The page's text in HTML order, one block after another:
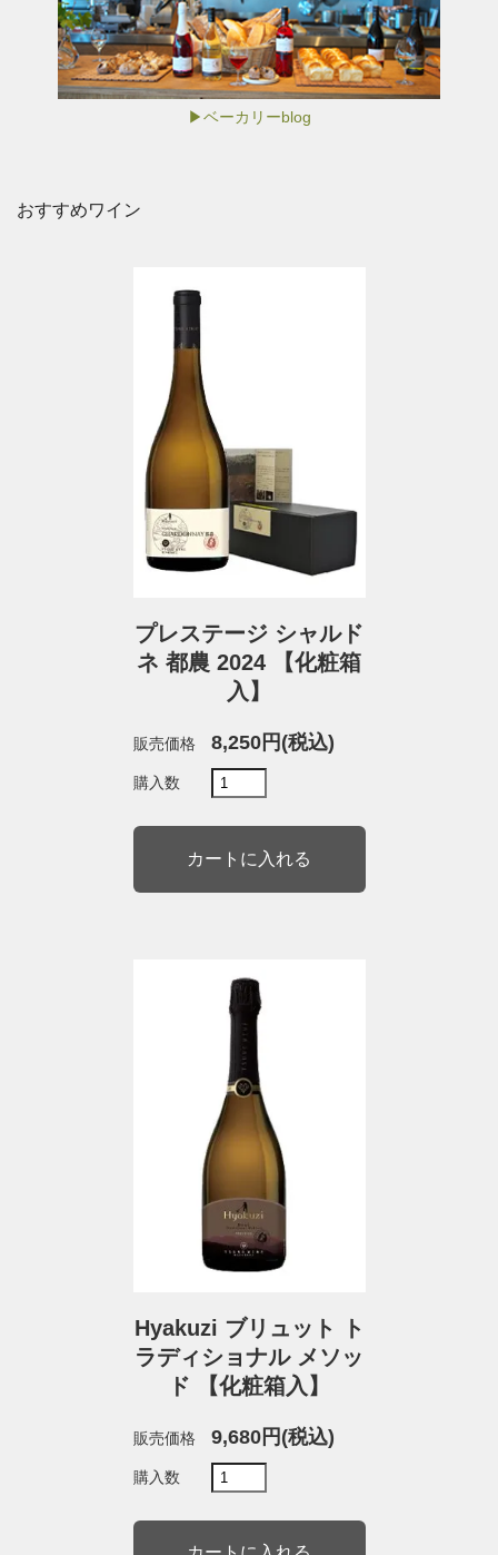
▶ベーカリーblog
おすすめワイン
プレステージ シャルド
ネ 都農 2024 【化粧箱
入】
販売価格 8,250円(税込)
購入数
Hyakuzi ブリュット ト
ラディショナル メソッ
ド 【化粧箱入】
販売価格 9,680円(税込)
購入数